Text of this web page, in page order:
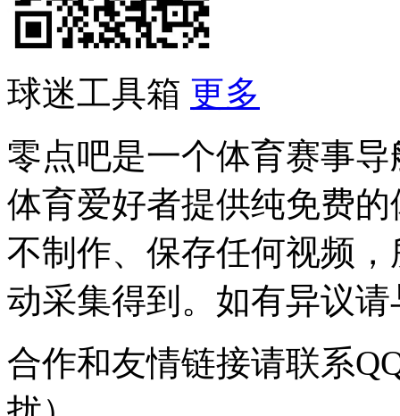
球迷工具箱 更多
零点吧是一个体育赛事
体育爱好者提供纯免费
不制作、保存任何视频
动采集得到。如有异议
合作和友情链接请联系